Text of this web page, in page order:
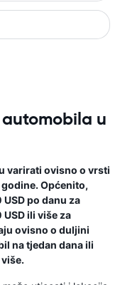
u
varirati ovisno o vrsti
Općenito,
po danu za
ili više za
ovisno o duljini
na tjedan dana ili